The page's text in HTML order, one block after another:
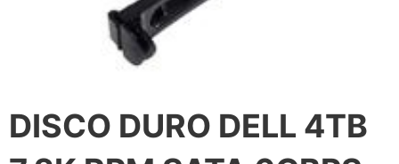
DISCO DURO DELL 4TB